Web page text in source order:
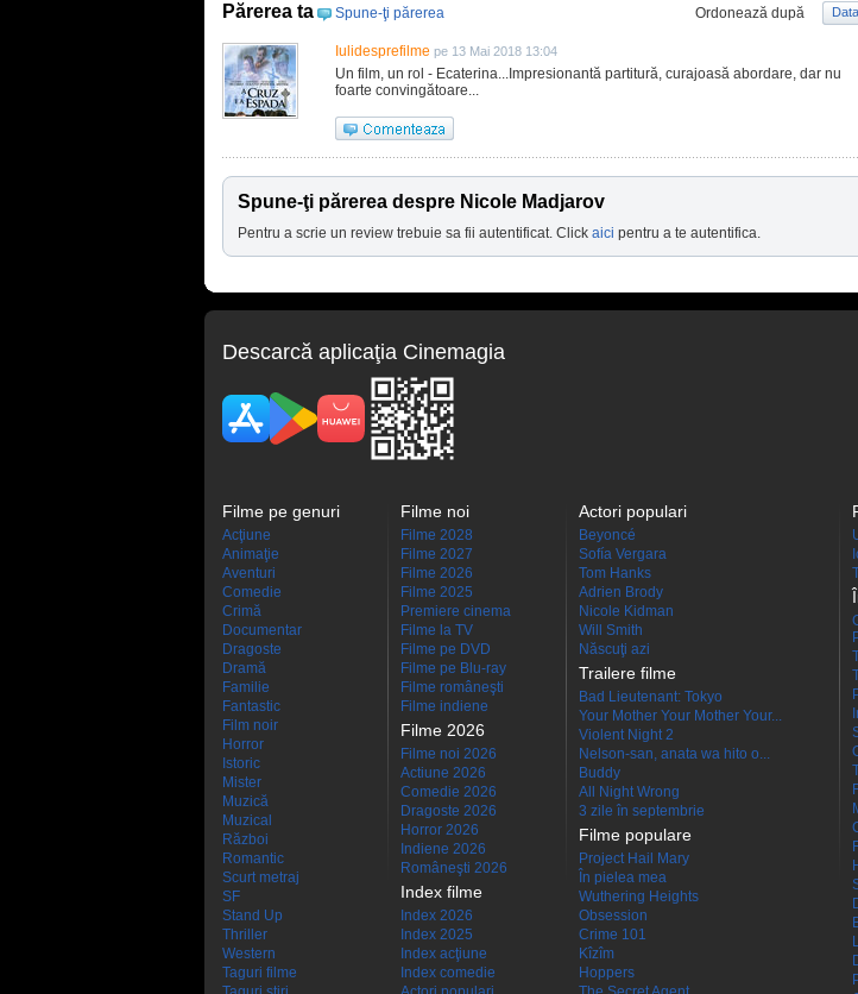
Părerea ta Spune-ţi părerea Ordonează după Data
Iulidesprefilme pe 13 Mai 2018 13:04
Un film, un rol - Ecaterina...Impresionantă partitură, curajoasă abordare, dar nu
foarte convingătoare...
Spune-ţi părerea despre Nicole Madjarov
Pentru a scrie un review trebuie sa fii autentificat. Click aici pentru a te autentifica.
Descarcă aplicaţia Cinemagia
Filme pe genuri
Acţiune
Animaţie
Aventuri
Comedie
Crimă
Documentar
Dragoste
Dramă
Familie
Fantastic
Film noir
Horror
Istoric
Mister
Muzică
Muzical
Război
Romantic
Scurt metraj
SF
Stand Up
Thriller
Western
Taguri filme
Filme noi
Filme 2028
Filme 2027
Filme 2026
Filme 2025
Premiere cinema
Filme la TV
Filme pe DVD
Filme pe Blu-ray
Filme româneşti
Filme indiene
Filme 2026
Filme noi 2026
Actiune 2026
Comedie 2026
Dragoste 2026
Horror 2026
Indiene 2026
Româneşti 2026
Index filme
Index 2026
Index 2025
Index acţiune
Index comedie
Actori populari
Beyoncé
Sofía Vergara
Tom Hanks
Adrien Brody
Nicole Kidman
Will Smith
Născuţi azi
Trailere filme
Bad Lieutenant: Tokyo
Your Mother Your Mother Your...
Violent Night 2
Nelson-san, anata wa hito o...
Buddy
All Night Wrong
3 zile în septembrie
Filme populare
Project Hail Mary
În pielea mea
Wuthering Heights
Obsession
Crime 101
Kîzîm
Hoppers